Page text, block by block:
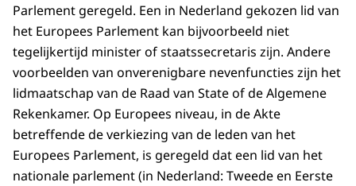
Parlement geregeld. Een in Nederland gekozen lid van
het Europees Parlement kan bijvoorbeeld niet
tegelijkertijd minister of staatssecretaris zijn. Andere
voorbeelden van onverenigbare nevenfuncties zijn het
lidmaatschap van de Raad van State of de Algemene
Rekenkamer. Op Europees niveau, in de Akte
betreffende de verkiezing van de leden van het
Europees Parlement, is geregeld dat een lid van het
nationale parlement (in Nederland: Tweede en Eerste